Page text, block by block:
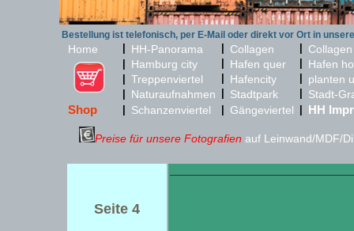
Bestellung ist telefonisch, per E-Mail oder direkt vor Ort in
Home | HH-Panorama | Collagen |
| Hamburg city | Hafen quer | Hafen
| Treppenviertel | Hafencity | planten
| Naturaufnahmen | Stadtpark | Stadt-
Shop | Schanzenviertel | Gängeviertel | HH
Preise für unsere Fotografien auf Leinwand/MDF/
Seite 4